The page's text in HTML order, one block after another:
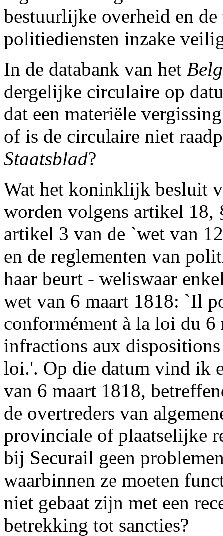
bestuurlijke overheid en
politiediensten inzake
In de databank van het
dergelijke circulaire op
dat een materiële
of is de circulaire niet
Staatsblad?
Wat het koninklijk besluit
worden volgens artikel 18,
artikel 3 van de `wet van
en de reglementen van
haar beurt - weliswaar
wet van 6 maart 1818: `Il
conformément à la loi du 6
infractions aux
loi.'. Op die datum vind ik
van 6 maart 1818,
de overtreders van
provinciale of plaatselijke
bij Securail geen
waarbinnen ze moeten
niet gebaat zijn met een
betrekking tot sancties?